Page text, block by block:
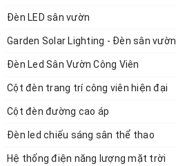
(ZALAA Có thể OEM theo yêu
- Điện áp sử dụng:AC220V
- Ánh sáng:3000k/4000k/
cầu)
- Nhiệt độ hoạt động:
- Chất liệu:Vỏ Nhôm, Sơn
cầu)
Đèn LED sân vườn
Garden Solar Lighting - Đèn sân
Đèn Led Sân Vườn Công Viên
Cột đèn trang trí công viên hiện đại
Cột đèn đường cao áp
Đèn led chiếu sáng sân thể thao
Hệ thống điện năng lượng mặt trời